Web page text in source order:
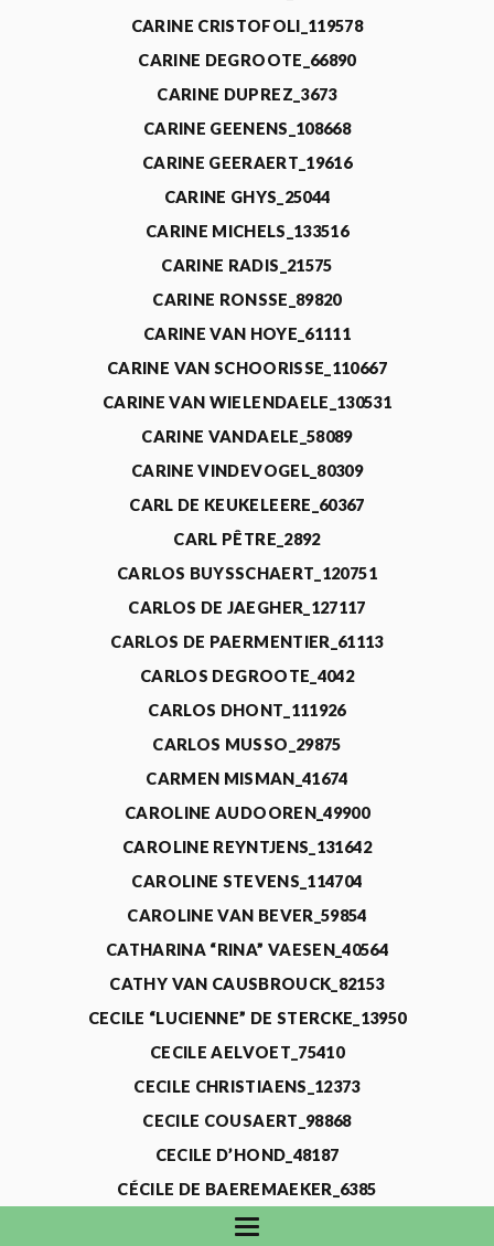
CARINE CRISTOFOLI_119578
CARINE DEGROOTE_66890
CARINE DUPREZ_3673
CARINE GEENENS_108668
CARINE GEERAERT_19616
CARINE GHYS_25044
CARINE MICHELS_133516
CARINE RADIS_21575
CARINE RONSSE_89820
CARINE VAN HOYE_61111
CARINE VAN SCHOORISSE_110667
CARINE VAN WIELENDAELE_130531
CARINE VANDAELE_58089
CARINE VINDEVOGEL_80309
CARL DE KEUKELEERE_60367
CARL PÊTRE_2892
CARLOS BUYSSCHAERT_120751
CARLOS DE JAEGHER_127117
CARLOS DE PAERMENTIER_61113
CARLOS DEGROOTE_4042
CARLOS DHONT_111926
CARLOS MUSSO_29875
CARMEN MISMAN_41674
CAROLINE AUDOOREN_49900
CAROLINE REYNTJENS_131642
CAROLINE STEVENS_114704
CAROLINE VAN BEVER_59854
CATHARINA “RINA” VAESEN_40564
CATHY VAN CAUSBROUCK_82153
CECILE “LUCIENNE” DE STERCKE_13950
CECILE AELVOET_75410
CECILE CHRISTIAENS_12373
CECILE COUSAERT_98868
CECILE D’HOND_48187
CÉCILE DE BAEREMAEKER_6385
CECILE DE WAELE_4731